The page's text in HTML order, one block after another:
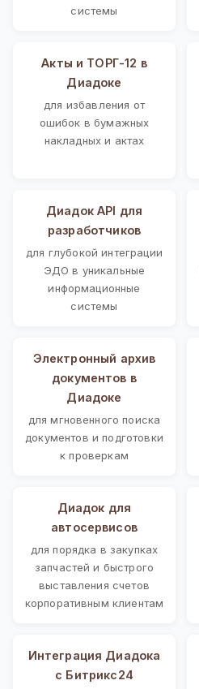
системы
Акты и ТОРГ-12 в
Диадоке
для избавления от
ошибок в бумажных
накладных и актах
Диадок API для
разработчиков
для глубокой интеграции
ЭДО в уникальные
информационные
системы
Электронный архив
документов в
Диадоке
для мгновенного поиска
документов и подготовки
к проверкам
Диадок для
автосервисов
для порядка в закупках
запчастей и быстрого
выставления счетов
корпоративным клиентам
Интеграция Диадока
с Битрикс24